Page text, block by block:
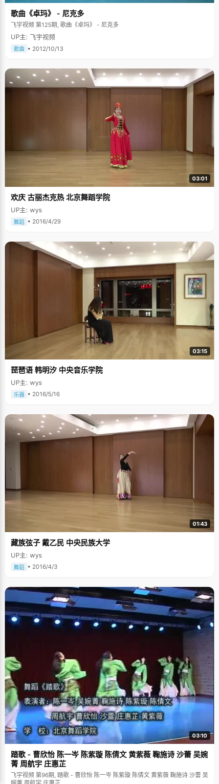
歌曲《卓玛》 - 尼克多
飞宇视频 第125期, 歌曲《卓玛》 - 尼克多
UP主: 飞宇视频
歌曲 • 2012/10/13
03:01
欢庆 古丽杰克热 北京舞蹈学院
UP主: wys
舞蹈 • 2016/4/29
03:15
琵琶语 韩明汐 中央音乐学院
UP主: wys
乐器 • 2016/5/16
01:43
藏族弦子 戴乙民 中央民族大学
UP主: wys
舞蹈 • 2016/4/3
03:10
踏歌 - 曹欣怡 陈一岑 陈紫璇 陈倩文 黄紫薇 鞠施诗 沙蕾 吴婉
菁 周航宇 庄惠芷
飞宇视频 第96期, 踏歌 - 曹欣怡 陈一岑 陈紫璇 陈倩文 黄紫薇 鞠施诗 沙蕾 吴